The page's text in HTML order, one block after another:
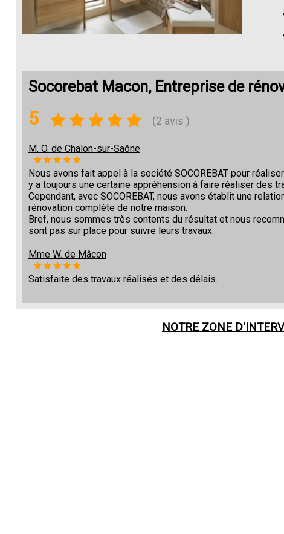
Socorebat Macon, Entreprise de
5 (2 avis )
M. O. de Chalon-sur-Saône
Nous avons fait appel à la société SOCOREBAT pour
y a toujours une certaine appréhension à faire réaliser des
Cependant, avec SOCOREBAT, nous avons établit une
rénovation complète de notre maison.
Bref, nous sommes très contents du résultat et nous
sont pas sur place pour suivre leurs travaux.
Mme W. de Mâcon
Satisfaite des travaux réalisés et des délais.
NOTRE ZONE